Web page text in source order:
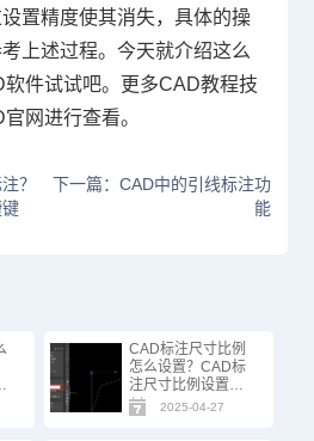
置精度使其消失，具体的操
上述过程。今天就介绍这么
软件试试吧。更多CAD教程技
官网进行查看。
？
下一篇：CAD中的引线标注功
能
CAD标注尺寸比例
怎么设置？CAD标
注尺寸比例设置方
法
2025-04-27